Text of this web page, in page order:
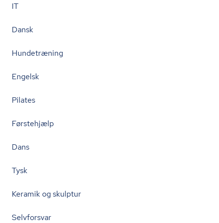
IT
Dansk
Hundetræning
Engelsk
Pilates
Førstehjælp
Dans
Tysk
Keramik og skulptur
Selvforsvar